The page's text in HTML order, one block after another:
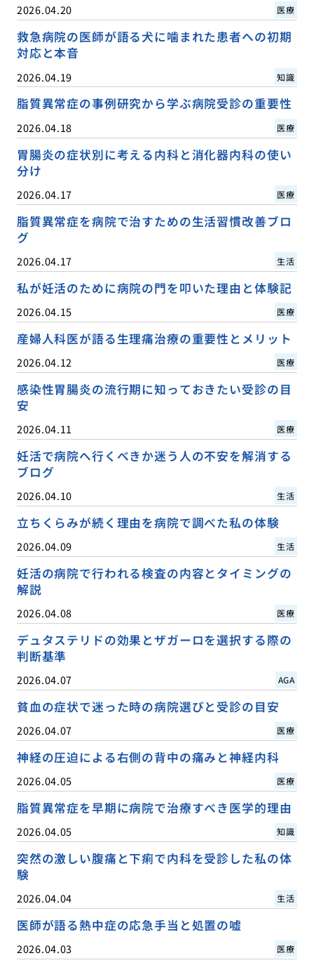
2026.04.20 医療
救急病院の医師が語る犬に噛まれた患者への初期
対応と本音
2026.04.19 知識
脂質異常症の事例研究から学ぶ病院受診の重要性
2026.04.18 医療
胃腸炎の症状別に考える内科と消化器内科の使い
分け
2026.04.17 医療
脂質異常症を病院で治すための生活習慣改善ブロ
グ
2026.04.17 生活
私が妊活のために病院の門を叩いた理由と体験記
2026.04.15 医療
産婦人科医が語る生理痛治療の重要性とメリット
2026.04.12 医療
感染性胃腸炎の流行期に知っておきたい受診の目
安
2026.04.11 医療
妊活で病院へ行くべきか迷う人の不安を解消する
ブログ
2026.04.10 生活
立ちくらみが続く理由を病院で調べた私の体験
2026.04.09 生活
妊活の病院で行われる検査の内容とタイミングの
解説
2026.04.08 医療
デュタステリドの効果とザガーロを選択する際の
判断基準
2026.04.07 AGA
貧血の症状で迷った時の病院選びと受診の目安
2026.04.07 医療
神経の圧迫による右側の背中の痛みと神経内科
2026.04.05 医療
脂質異常症を早期に病院で治療すべき医学的理由
2026.04.05 知識
突然の激しい腹痛と下痢で内科を受診した私の体
験
2026.04.04 生活
医師が語る熱中症の応急手当と処置の嘘
2026.04.03 医療